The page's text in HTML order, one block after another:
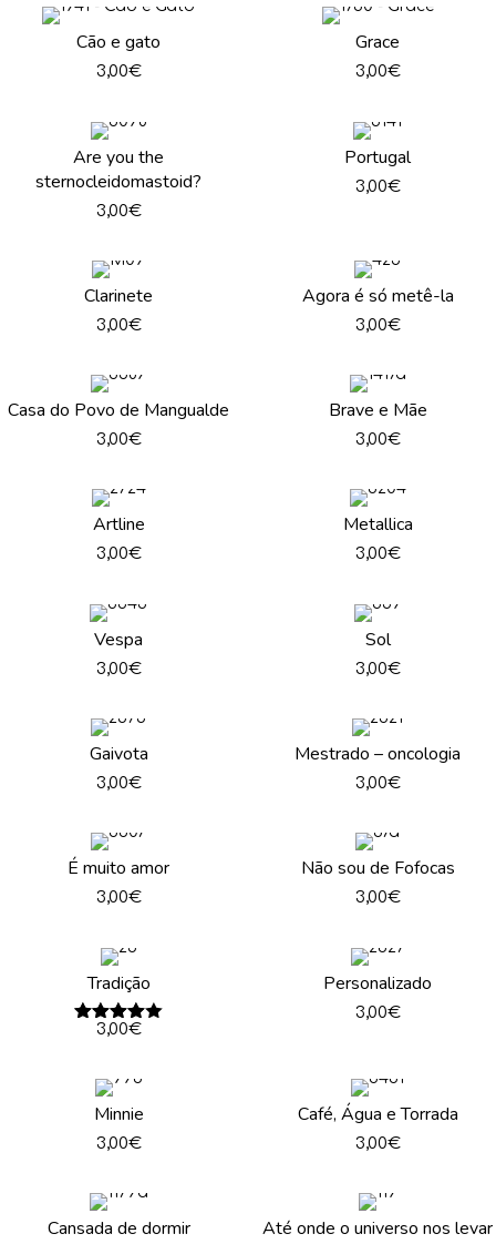
Cão e gato
3,00€
Grace
3,00€
Are you the
sternocleidomastoid?
3,00€
Portugal
3,00€
Clarinete
3,00€
Agora é só metê-la
3,00€
Casa do Povo de Mangualde
3,00€
Brave e Mãe
3,00€
Artline
3,00€
Metallica
3,00€
Vespa
3,00€
Sol
3,00€
Gaivota
3,00€
Mestrado – oncologia
3,00€
É muito amor
3,00€
Não sou de Fofocas
3,00€
Tradição
Avaliação
4.00
3,00€
Personalizado
3,00€
Minnie
3,00€
Café, Água e Torrada
3,00€
Cansada de dormir Até onde o universo nos levar